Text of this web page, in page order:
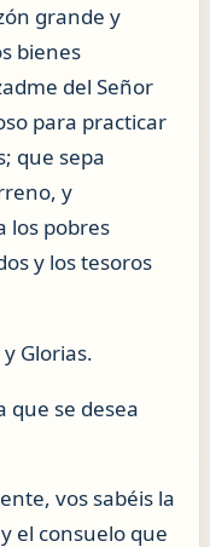
grande y
bienes
del Señor
para practicar
que sepa
y
los pobres
y los tesoros
Glorias.
que se desea
vos sabéis la
el consuelo que